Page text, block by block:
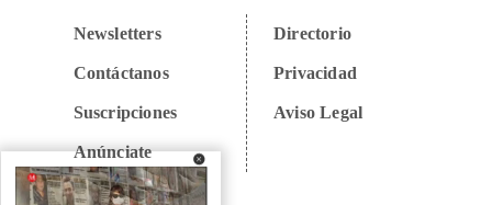
Newsletters
Contáctanos
Suscripciones
Anúnciate
Directorio
Privacidad
Aviso Legal